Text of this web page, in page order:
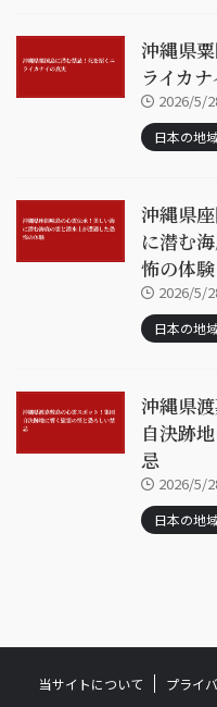
沖縄県
ライカ
2026/5/
日本の地
沖縄県
に潜む
怖の体験
2026/5/
日本の地
沖縄県
自決跡
忌
2026/5/
日本の地
当サイトについて プライ